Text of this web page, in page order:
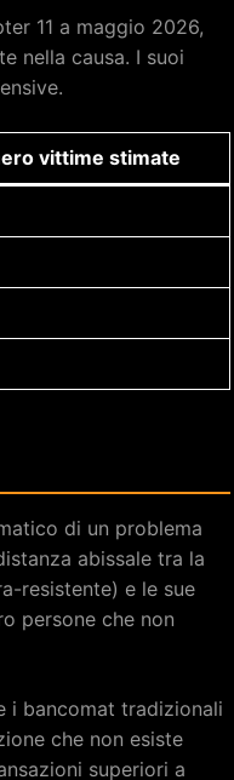
11 a maggio 2026,
nella causa. I suoi
vittime stimate
di un problema
abissale tra la
resistente) e le sue
persone che non
i bancomat tradizionali
che non esiste
superiori a